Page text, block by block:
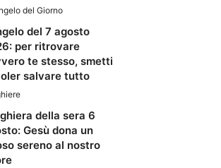
del Giorno
del 7 agosto
per ritrovare
te stesso, smetti
salvare tutto
della sera 6
Gesù dona un
sereno al nostro